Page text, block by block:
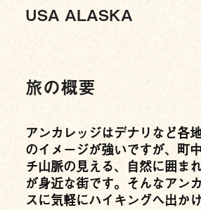
USA ALASKA
旅の概要
アンカレッジはデナリなど各
のイメージが強いですが、町
チ山脈の見える、自然に囲ま
が身近な街です。そんなアン
スに気軽にハイキングへ出か